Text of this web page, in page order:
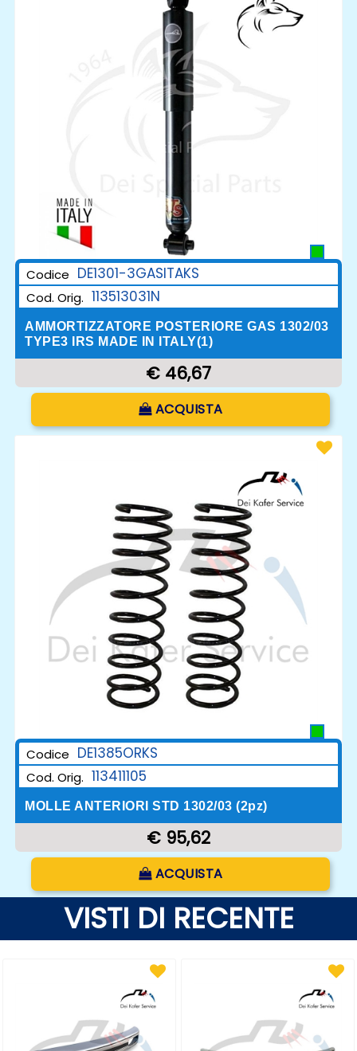
Codice DE1301-3GASITAKS
Cod. Orig. 113513031N
AMMORTIZZATORE POSTERIORE GAS 1302/03
TYPE3 IRS MADE IN ITALY(1)
€ 46,67
Quantità
ACQUISTA
Codice DE1385ORKS
Cod. Orig. 113411105
MOLLE ANTERIORI STD 1302/03 (2pz)
€ 95,62
Quantità
ACQUISTA
VISTI DI RECENTE